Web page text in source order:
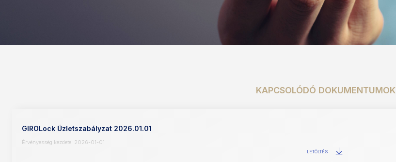
KAPCSOLÓDÓ DOKUMENTUMOK
GIROLock Üzletszabályzat 2026.01.01
Érvényesség kezdete: 2026-01-01
LETÖLTÉS